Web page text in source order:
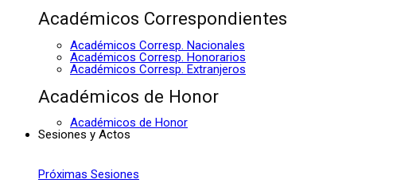
Académicos Correspondientes
Académicos Corresp. Nacionales
Académicos Corresp. Honorarios
Académicos Corresp. Extranjeros
Académicos de Honor
Académicos de Honor
Sesiones y Actos
Próximas Sesiones